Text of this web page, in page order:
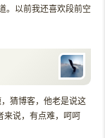
。以前我还喜欢段前空
猜博客，他老是说这
来说，有点难，呵呵